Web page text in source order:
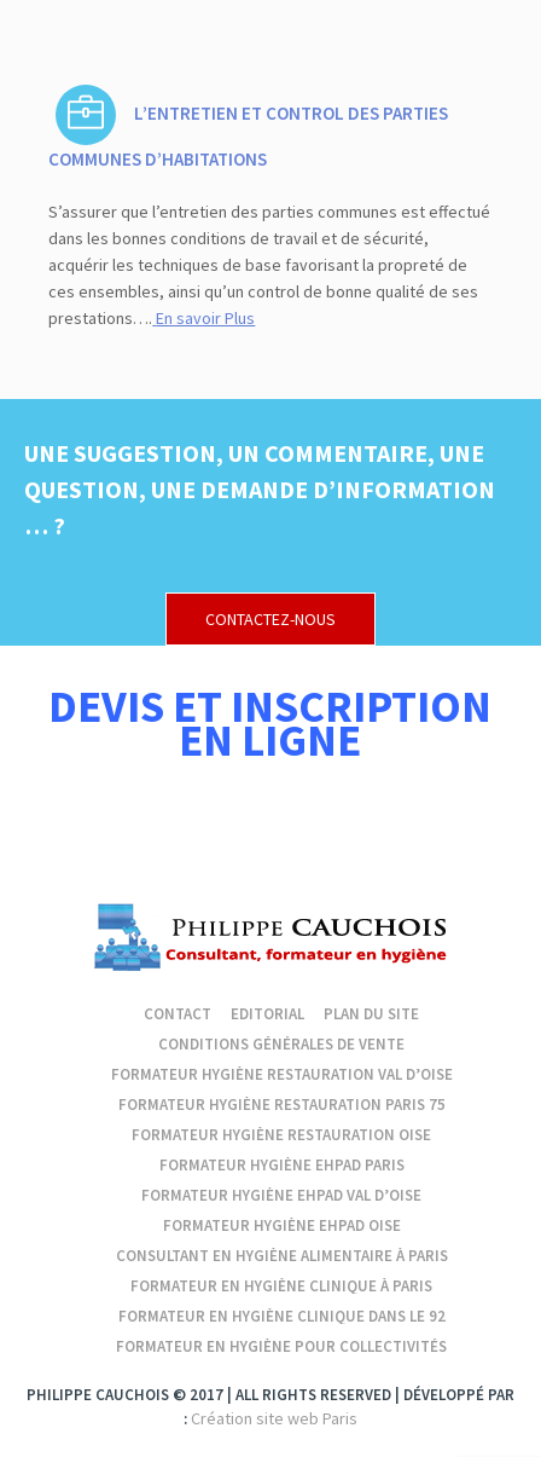
L’ENTRETIEN ET CONTROL DES PARTIES
COMMUNES D’HABITATIONS
S’assurer que l’entretien des parties communes est effectué
dans les bonnes conditions de travail et de sécurité,
acquérir les techniques de base favorisant la propreté de
ces ensembles, ainsi qu’un control de bonne qualité de ses
prestations…. En savoir Plus
UNE SUGGESTION, UN COMMENTAIRE, UNE
QUESTION, UNE DEMANDE D’INFORMATION
… ?
CONTACTEZ-NOUS
DEVIS ET INSCRIPTION
EN LIGNE
CONTACT EDITORIAL
PLAN DU SITE
CONDITIONS GÉNÉRALES DE VENTE
FORMATEUR HYGIÈNE RESTAURATION VAL D’OISE
FORMATEUR HYGIÈNE RESTAURATION PARIS 75
FORMATEUR HYGIÈNE RESTAURATION OISE
FORMATEUR HYGIÈNE EHPAD PARIS
FORMATEUR HYGIÈNE EHPAD VAL D’OISE
FORMATEUR HYGIÈNE EHPAD OISE
CONSULTANT EN HYGIÈNE ALIMENTAIRE À PARIS
FORMATEUR EN HYGIÈNE CLINIQUE À PARIS
FORMATEUR EN HYGIÈNE CLINIQUE DANS LE 92
FORMATEUR EN HYGIÈNE POUR COLLECTIVITÉS
PHILIPPE CAUCHOIS © 2017 | ALL RIGHTS RESERVED | DÉVELOPPÉ PAR
: Création site web Paris